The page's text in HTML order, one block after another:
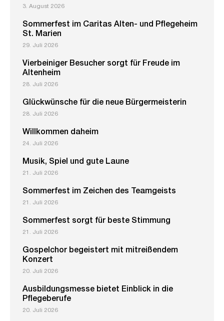
3. August 2026
Sommerfest im Caritas Alten- und Pflegeheim
St. Marien
29. Juli 2026
Vierbeiniger Besucher sorgt für Freude im
Altenheim
28. Juli 2026
Glückwünsche für die neue Bürgermeisterin
28. Juli 2026
Willkommen daheim
24. Juli 2026
Musik, Spiel und gute Laune
21. Juli 2026
Sommerfest im Zeichen des Teamgeists
21. Juli 2026
Sommerfest sorgt für beste Stimmung
21. Juli 2026
Gospelchor begeistert mit mitreißendem
Konzert
20. Juli 2026
Ausbildungsmesse bietet Einblick in die
Pflegeberufe
20. Juli 2026